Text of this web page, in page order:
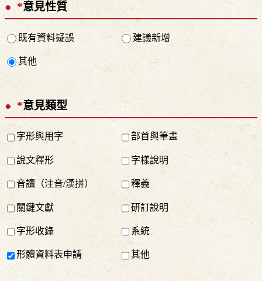
*意見性質
既有資料疑誤 建議新增
其他
*意見類型
字形與用字 部首與筆畫
說文釋形 字樣說明
音讀（注音/漢拼） 釋義
關鍵文獻 研訂說明
字形收錄 系統
形體資料表申請 其他